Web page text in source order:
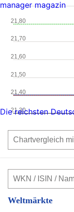
21,40
21,60
21,80
21,30
21,50
21,70
Weltmärkte
manager magazin
Die reichsten